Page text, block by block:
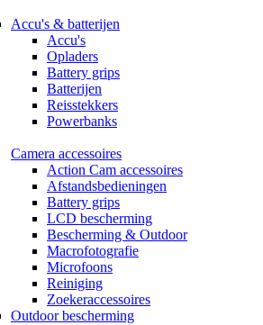
Accu's & batterijen
Accu's
Opladers
Battery grips
Batterijen
Reisstekkers
Powerbanks
Camera accessoires
Action Cam accessoires
Afstandsbedieningen
Battery grips
LCD bescherming
Bescherming & Outdoor
Macrofotografie
Microfoons
Reiniging
Zoekeraccessoires
Outdoor bescherming